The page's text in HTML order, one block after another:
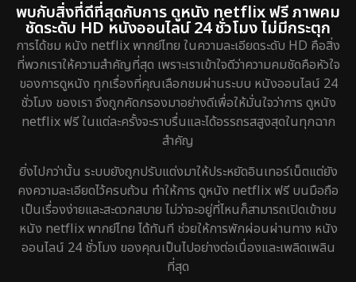
พบกับสิ่งที่ดีที่สุดกับการ ดูหนัง netflix ฟรี ภาพคม
ชัดระดับ HD หนังออนไลน์ 24 ชั่วโมง ไม่มีกระตุก
การได้ชม หนัง netflix พากย์ไทย ในความละเอียดระดับ HD คือสิ่ง
ที่พวกเราให้ความสำคัญที่สุด เพราะเราเข้าใจดีว่าความคมชัดคือหัวใจ
ของการดูหนัง ทุกเรื่องที่คุณเลือกชมผ่านระบบ หนังออนไลน์ 24
ชั่วโมง ของเรา จึงถูกคัดกรองมาอย่างดีเพื่อให้มั่นใจว่าการ ดูหนัง
netflix ฟรี ในแต่ละครั้งจะราบรื่นและได้อรรถรสสูงสุดในทุกฉาก
สำคัญ
ยิ่งไปกว่านั้น ระบบยังถูกปรับแต่งมาให้ประหยัดอินเทอร์เน็ตแต่ยัง
คงความละเอียดไว้ครบถ้วน ทำให้การ ดูหนัง netflix ฟรี บนมือถือ
เป็นเรื่องง่ายและสะดวกสบาย ไม่ว่าจะอยู่ที่ไหนก็สามารถเปิดเข้าชม
หนัง netflix พากย์ไทย ได้ทันที ช่วยให้การพักผ่อนผ่านทาง หนัง
ออนไลน์ 24 ชั่วโมง ของคุณเป็นไปอย่างต่อเนื่องและเพลิดเพลิน
ที่สุด